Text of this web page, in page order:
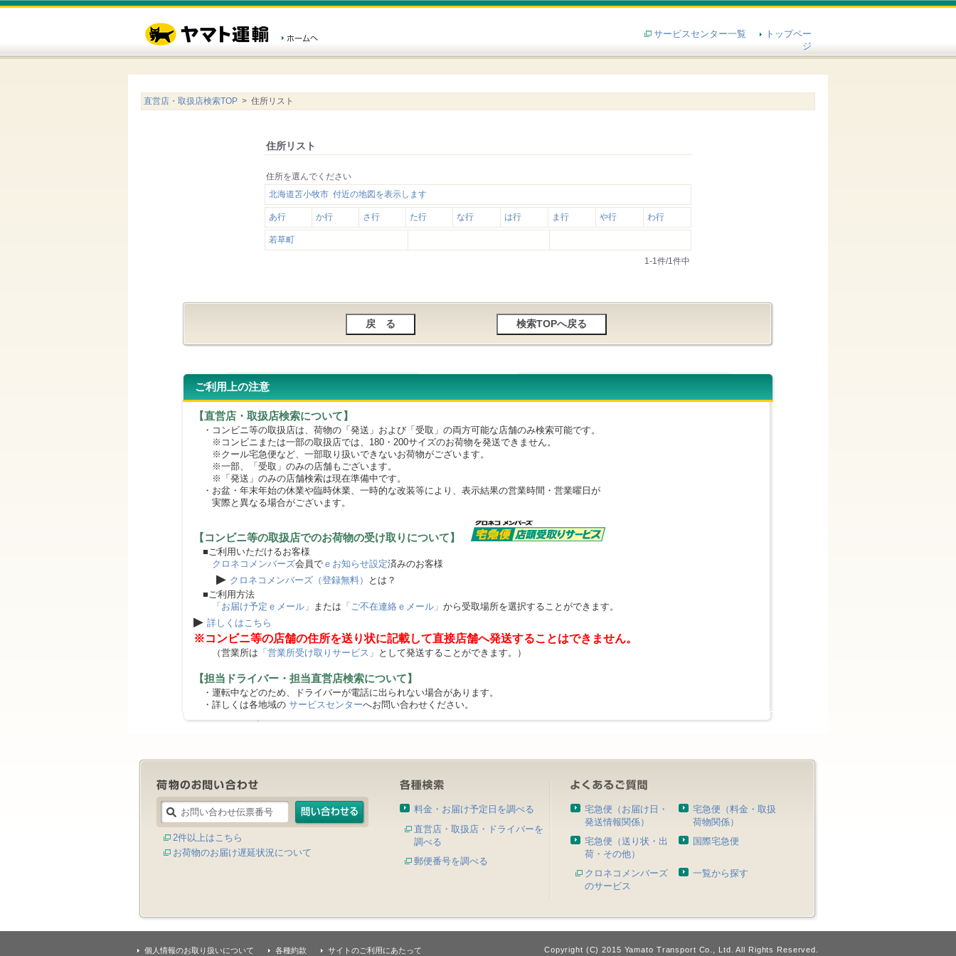
サービスセンター一覧
トップペー
ジ
直営店・取扱店検索TOP > 住所リスト
住所リスト
住所を選んでください
北海道苫小牧市 付近の地図を表示します
あ行 か行 さ行 た行 な行 は行 ま行 や行 わ行
若草町
1-1件/1件中
ご利用上の注意
【直営店・取扱店検索について】
・コンビニ等の取扱店は、荷物の「発送」および「受取」の両方可能な店舗のみ検索可能です。
※コンビニまたは一部の取扱店では、180・200サイズのお荷物を発送できません。
※クール宅急便など、一部取り扱いできないお荷物がございます。
※一部、「受取」のみの店舗もございます。
※「発送」のみの店舗検索は現在準備中です。
・お盆・年末年始の休業や臨時休業、一時的な改装等により、表示結果の営業時間・営業曜日が
実際と異なる場合がございます。
【コンビニ等の取扱店でのお荷物の受け取りについて】
■ご利用いただけるお客様
クロネコメンバーズ会員で ｅお知らせ設定済みのお客様
▶ クロネコメンバーズ（登録無料）
とは？
■ご利用方法
「お届け予定ｅメール」 または 「ご不在連絡ｅメール」 から受取場所を選択することができます。
▶ 詳しくはこちら
※コンビニ等の店舗の住所を送り状に記載して直接店舗へ発送することはできません。
（営業所は 「営業所受け取りサービス」 として発送することができます。）
【担当ドライバー・担当直営店検索について】
・運転中などのため、ドライバーが電話に出られない場合があります。
・詳しくは各地域の サービスセンターへお問い合わせください。
2件以上はこちら
お荷物のお届け遅延状況について
料金・お届け予定日を調べる
直営店・取扱店・ドライバーを
調べる
郵便番号を調べる
宅急便（お届け日・
発送情報関係）
宅急便（料金・取扱
荷物関係）
宅急便（送り状・出
荷・その他）
国際宅急便
クロネコメンバーズ
のサービス
一覧から探す
個人情報のお取り扱いについて 各種約款 サイトのご利用にあたって Copyright (C) 2015 Yamato Transport Co., Ltd. All Rights Reserved.